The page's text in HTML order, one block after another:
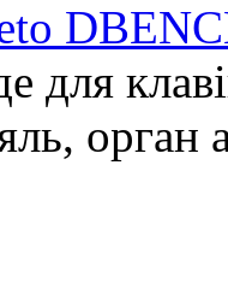
для
орган